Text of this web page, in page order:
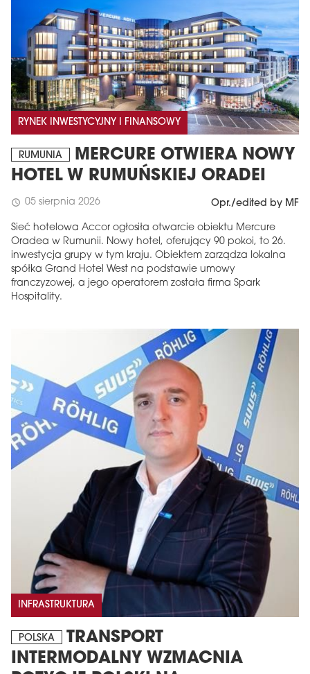
RYNEK INWESTYCYJNY I FINANSOWY
RUMUNIA
MERCURE OTWIERA NOWY
HOTEL W RUMUŃSKIEJ ORADEI
schedule 05 sierpnia 2026 Opr./edited by MF
Sieć hotelowa Accor ogłosiła otwarcie obiektu Mercure
Oradea w Rumunii. Nowy hotel, oferujący 90 pokoi, to 26.
inwestycja grupy w tym kraju. Obiektem zarządza lokalna
spółka Grand Hotel West na podstawie umowy
franczyzowej, a jego operatorem została firma Spark
Hospitality.
INFRASTRUKTURA
POLSKA
TRANSPORT
INTERMODALNY WZMACNIA